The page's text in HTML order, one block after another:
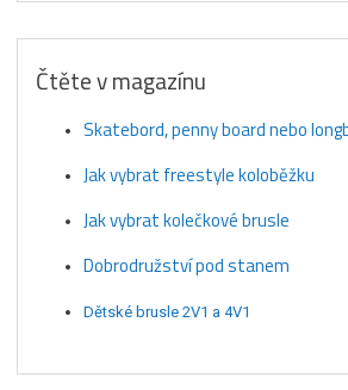
Čtěte v magazínu
Skatebord, penny board nebo
Jak vybrat freestyle koloběžku
Jak vybrat kolečkové brusle
Dobrodružství pod stanem
Dětské brusle 2V1 a 4V1